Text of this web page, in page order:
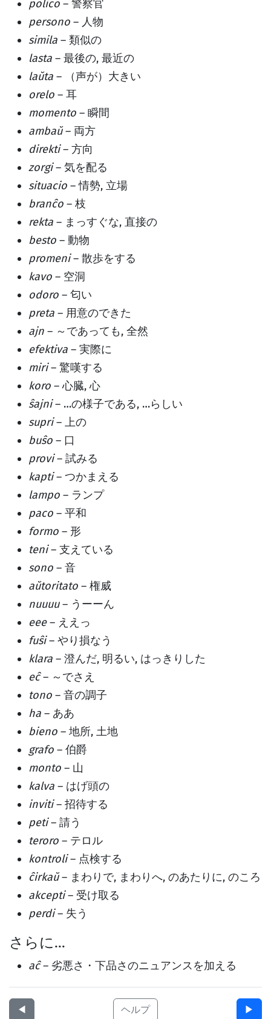
polico – 警察官
persono – 人物
simila – 類似の
lasta – 最後の, 最近の
laŭta – （声が）大きい
orelo – 耳
momento – 瞬間
ambaŭ– 両方
direkti– 方向
zorgi– 気を配る
situacio – 情勢, 立場
branĉo – 枝
rekta – まっすぐな, 直接の
besto – 動物
promeni– 散歩をする
kavo – 空洞
odoro – 匂い
preta – 用意のできた
ajn – ～であっても, 全然
efektiva – 実際に
miri– 驚嘆する
koro – 心臓, 心
ŝajni– …の様子である, …らしい
supri– 上の
buŝo – 口
provi– 試みる
kapti– つかまえる
lampo – ランプ
paco – 平和
formo – 形
teni– 支えている
sono – 音
aŭtoritato – 権威
nuuuu– うーーん
eee– ええっ
fuŝi– やり損なう
klara – 澄んだ, 明るい, はっきりした
eĉ– ～でさえ
tono – 音の調子
ha – ああ
bieno – 地所, 土地
grafo – 伯爵
monto – 山
kalva – はげ頭の
inviti– 招待する
peti– 請う
teroro – テロル
kontroli– 点検する
ĉirkaŭ– まわりで, まわりへ, のあたりに, のころ
akcepti– 受け取る
perdi– 失う
さらに…
aĉ– 劣悪さ・下品さのニュアンスを加える
◀︎ ヘルプ ▶︎